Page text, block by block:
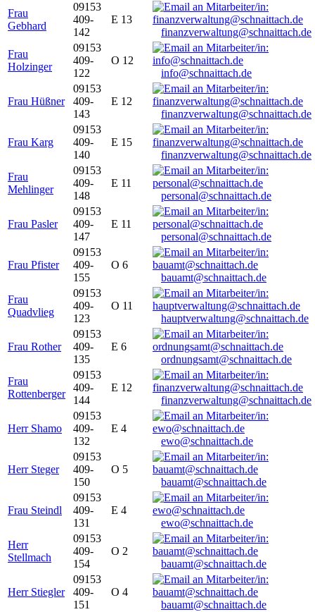
Frau
Gebhard
09153
409-
142
E 13
finanzverwaltung@schnaittach.de
Frau
Holzinger
09153
409-
122
O 12
info@schnaittach.de
Frau Hüßner
09153
409-
143
E 12
finanzverwaltung@schnaittach.de
Frau Karg
09153
409-
140
E 15
finanzverwaltung@schnaittach.de
Frau
Mehlinger
09153
409-
148
E 11
personal@schnaittach.de
Frau Pasler
09153
409-
147
E 11
personal@schnaittach.de
Frau Pfister
09153
409-
155
O 6
bauamt@schnaittach.de
Frau
Quadvlieg
09153
409-
123
O 11
hauptverwaltung@schnaittach.de
Frau Rother
09153
409-
135
E 6
ordnungsamt@schnaittach.de
Frau
Rottenberger
09153
409-
144
E 12
finanzverwaltung@schnaittach.de
Herr Shamo
09153
409-
132
E 4
ewo@schnaittach.de
Herr Steger
09153
409-
150
O 5
bauamt@schnaittach.de
Frau Steindl
09153
409-
131
E 4
ewo@schnaittach.de
Herr
Stellmach
09153
409-
154
O 2
bauamt@schnaittach.de
Herr Stiegler
09153
409-
151
O 4
bauamt@schnaittach.de